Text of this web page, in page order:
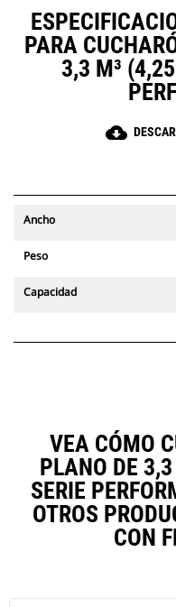
PARA
3,3 M³
cloud_download
Ancho
Peso
Capacidad
VEA CÓMO
PLANO DE
SERIE
OTROS
CON